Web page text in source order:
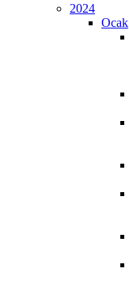
2024
Ocak